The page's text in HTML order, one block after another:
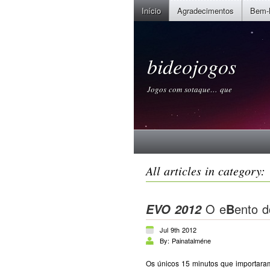
Início Agradecimentos
bideojogos
Jogos com sotaque… que
All articles in category:
EVO 2012O eBento
Jul 9th 2012
By: Painatalméne
Os únicos 15 minutos que